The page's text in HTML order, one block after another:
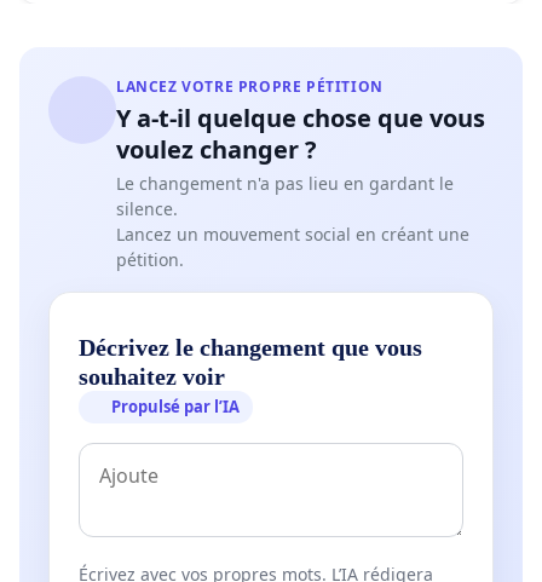
LANCEZ VOTRE PROPRE PÉTITION
Y a-t-il quelque chose que vous
voulez changer ?
Le changement n'a pas lieu en gardant le
silence.
Lancez un mouvement social en créant une
pétition.
Décrivez le changement que vous
souhaitez voir
Propulsé par l’IA
Écrivez avec vos propres mots. L’IA rédigera